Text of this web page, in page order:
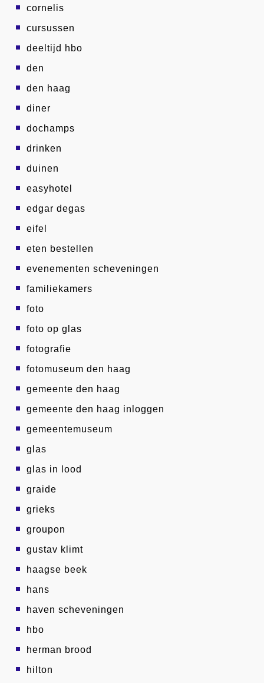
cornelis
cursussen
deeltijd hbo
den
den haag
diner
dochamps
drinken
duinen
easyhotel
edgar degas
eifel
eten bestellen
evenementen scheveningen
familiekamers
foto
foto op glas
fotografie
fotomuseum den haag
gemeente den haag
gemeente den haag inloggen
gemeentemuseum
glas
glas in lood
graide
grieks
groupon
gustav klimt
haagse beek
hans
haven scheveningen
hbo
herman brood
hilton